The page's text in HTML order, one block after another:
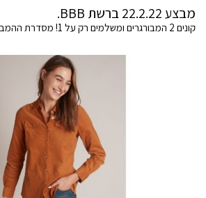
מבצע 22.2.22 ברשת BBB.
קונים 2 המבורגרים ומשלמים רק על 1! מסדרת ההמבורגרים הקלאסיים.